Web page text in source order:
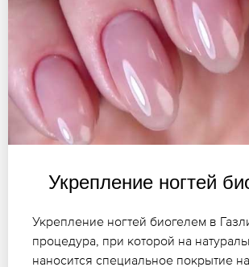
Укрепление ногтей
Укрепление ногтей биогелем в
процедура, при которой на
наносится специальное покрытие